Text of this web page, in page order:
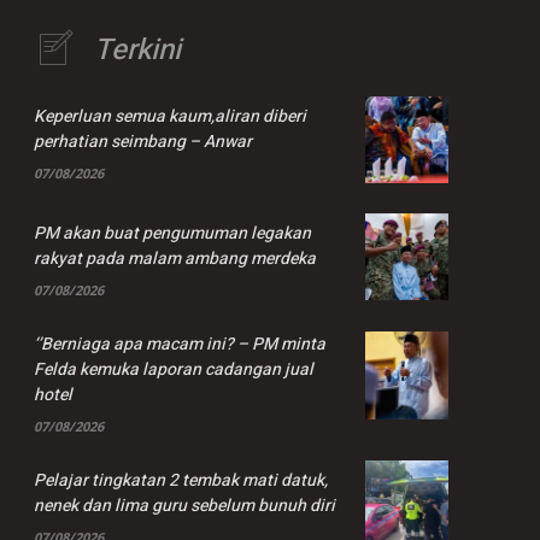
Terkini
Keperluan semua kaum,aliran diberi
perhatian seimbang – Anwar
07/08/2026
PM akan buat pengumuman legakan
rakyat pada malam ambang merdeka
07/08/2026
‘’Berniaga apa macam ini? – PM minta
Felda kemuka laporan cadangan jual
hotel
07/08/2026
Pelajar tingkatan 2 tembak mati datuk,
nenek dan lima guru sebelum bunuh diri